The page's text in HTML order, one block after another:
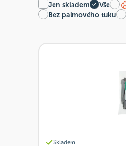
Jen skladem Vše
Bez palmového tuku
Skladem